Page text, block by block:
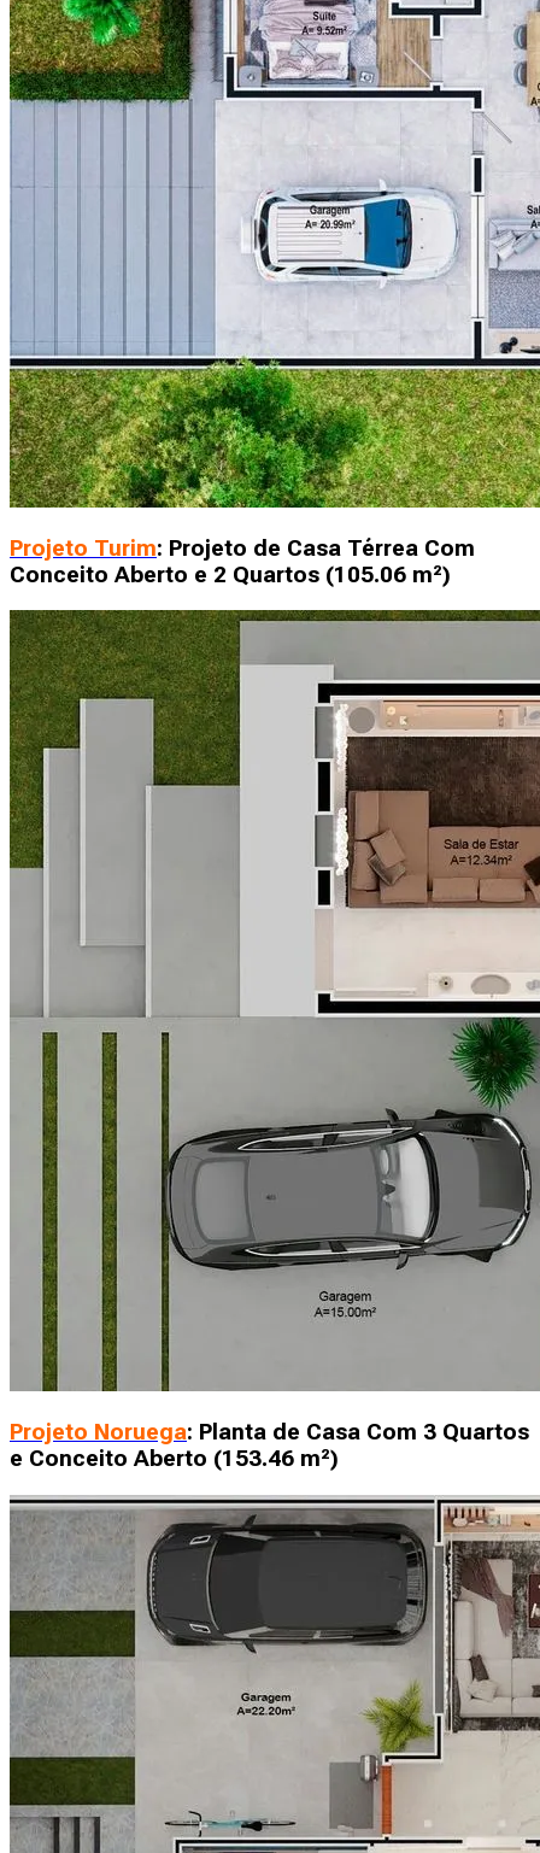
Projeto Turim: Projeto de Casa Térrea Com
Conceito Aberto e 2 Quartos (105.06 m²)
Projeto Noruega: Planta de Casa Com 3 Quartos
e Conceito Aberto (153.46 m²)